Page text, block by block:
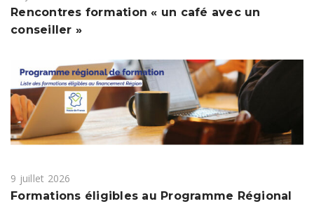
Rencontres formation « un café avec un
conseiller »
9 juillet 2026
Formations éligibles au Programme Régional